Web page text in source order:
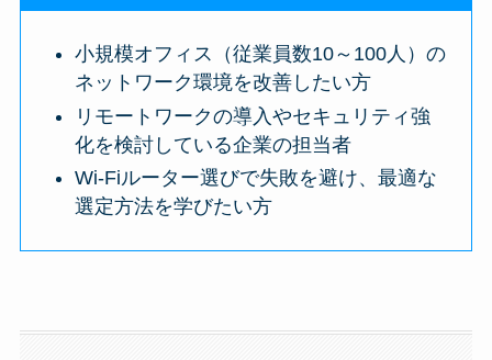
小規模オフィス（従業員数10～100人）の
ネットワーク環境を改善したい方
リモートワークの導入やセキュリティ強
化を検討している企業の担当者
Wi-Fiルーター選びで失敗を避け、最適な
選定方法を学びたい方